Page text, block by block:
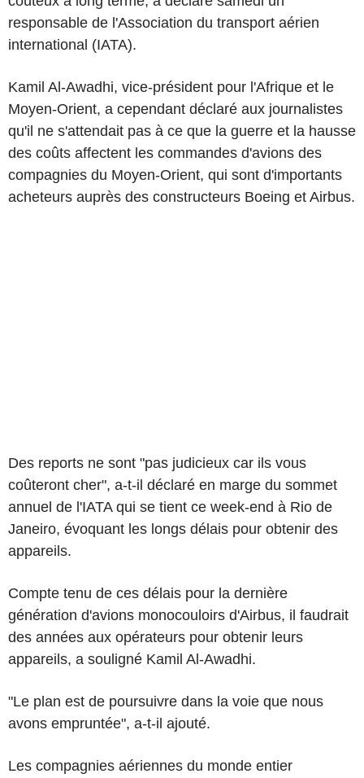
responsable de l'Association du transport aérien
international (IATA).
Kamil Al-Awadhi, vice-président pour l'Afrique et le
Moyen-Orient, a cependant déclaré aux journalistes
qu'il ne s'attendait pas à ce que la guerre et la hausse
des coûts affectent les commandes d'avions des
compagnies du Moyen-Orient, qui sont d'importants
acheteurs auprès des constructeurs Boeing et Airbus.
Des reports ne sont "pas judicieux car ils vous
coûteront cher", a-t-il déclaré en marge du sommet
annuel de l'IATA qui se tient ce week-end à Rio de
Janeiro, évoquant les longs délais pour obtenir des
appareils.
Compte tenu de ces délais pour la dernière
génération d'avions monocouloirs d'Airbus, il faudrait
des années aux opérateurs pour obtenir leurs
appareils, a souligné Kamil Al-Awadhi.
"Le plan est de poursuivre dans la voie que nous
avons empruntée", a-t-il ajouté.
Les compagnies aériennes du monde entier